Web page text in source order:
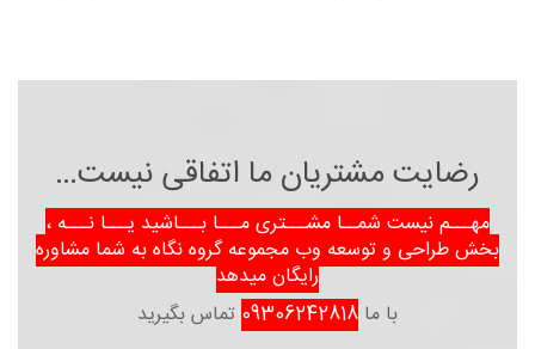
رضایت مشتریان ما اتفاقی نیست…
مهـــم نیست شمــا مشـــتری مـــا بـــاشید یـــا نـــه ،
بخش طراحی و توسعه وب مجموعه گروه نگاه به شما مشاوره
رایگان میدهد
با ما 09306242818 تماس بگیرید